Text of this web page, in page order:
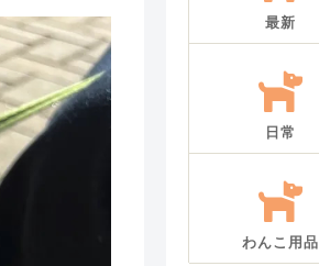
最新
日常
わんこ用品